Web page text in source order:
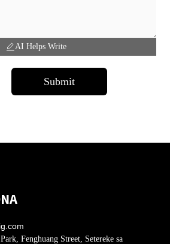
AI Helps Write
Submit
Fenghuang Street, Setereke sa